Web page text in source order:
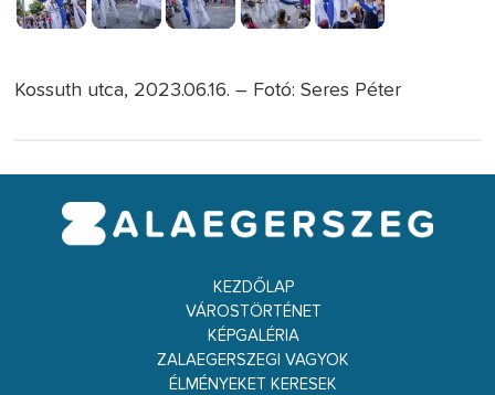
Kossuth utca, 2023.06.16. – Fotó: Seres Péter
KEZDŐLAP
VÁROSTÖRTÉNET
KÉPGALÉRIA
ZALAEGERSZEGI VAGYOK
ÉLMÉNYEKET KERESEK